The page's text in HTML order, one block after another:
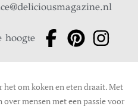
hoogte
het om koken en eten draait. Met
mensen met een passie voor